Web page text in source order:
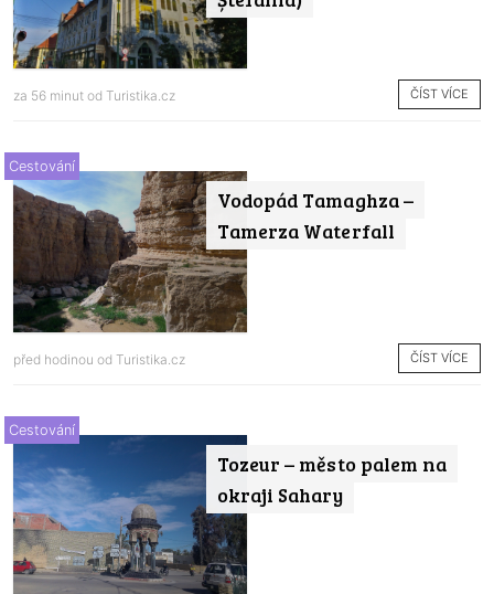
za 56 minut od Turistika.cz ČÍST VÍCE
Vodopád Tamaghza –
Tamerza Waterfall
Cestování
před hodinou od Turistika.cz ČÍST VÍCE
Tozeur – město palem na
okraji Sahary
Cestování